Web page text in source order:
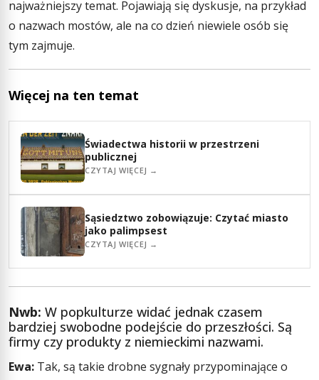
najważniejszy temat. Pojawiają się dyskusje, na przykład
o nazwach mostów, ale na co dzień niewiele osób się
tym zajmuje.
Więcej na ten temat
Świadectwa historii w przestrzeni
publicznej
CZYTAJ WIĘCEJ →
Sąsiedztwo zobowiązuje: Czytać miasto
jako palimpsest
CZYTAJ WIĘCEJ →
Nwb: W popkulturze widać jednak czasem
bardziej swobodne podejście do przeszłości. Są
firmy czy produkty z niemieckimi nazwami.
Ewa: Tak, są takie drobne sygnały przypominające o